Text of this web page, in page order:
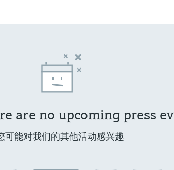
are no upcoming press
可能对我们的其他活动感兴趣